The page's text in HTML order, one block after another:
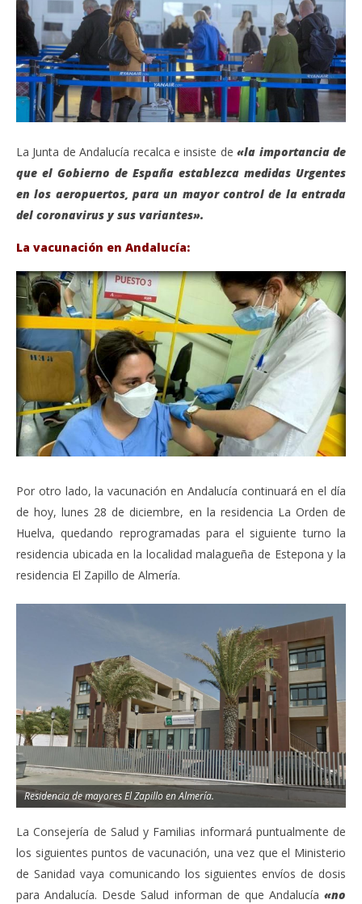
La Junta de Andalucía recalca e insiste de«la importancia de
que el Gobierno de España establezca medidas Urgentes
en los aeropuertos, para un mayor control de la entrada
del coronavirus y sus variantes».
La vacunación en Andalucía:
Por otro lado, la vacunación en Andalucía continuará en el día
de hoy, lunes 28 de diciembre, en la residencia La Orden de
Huelva, quedando reprogramadas para el siguiente turno la
residencia ubicada en la localidad malagueña de Estepona y la
residencia El Zapillo de Almería.
Residencia de mayores El Zapillo en Almería.
La Consejería de Salud y Familias informará puntualmente de
los siguientes puntos de vacunación, una vez que el Ministerio
de Sanidad vaya comunicando los siguientes envíos de dosis
para Andalucía. Desde Salud informan de que Andalucía «no